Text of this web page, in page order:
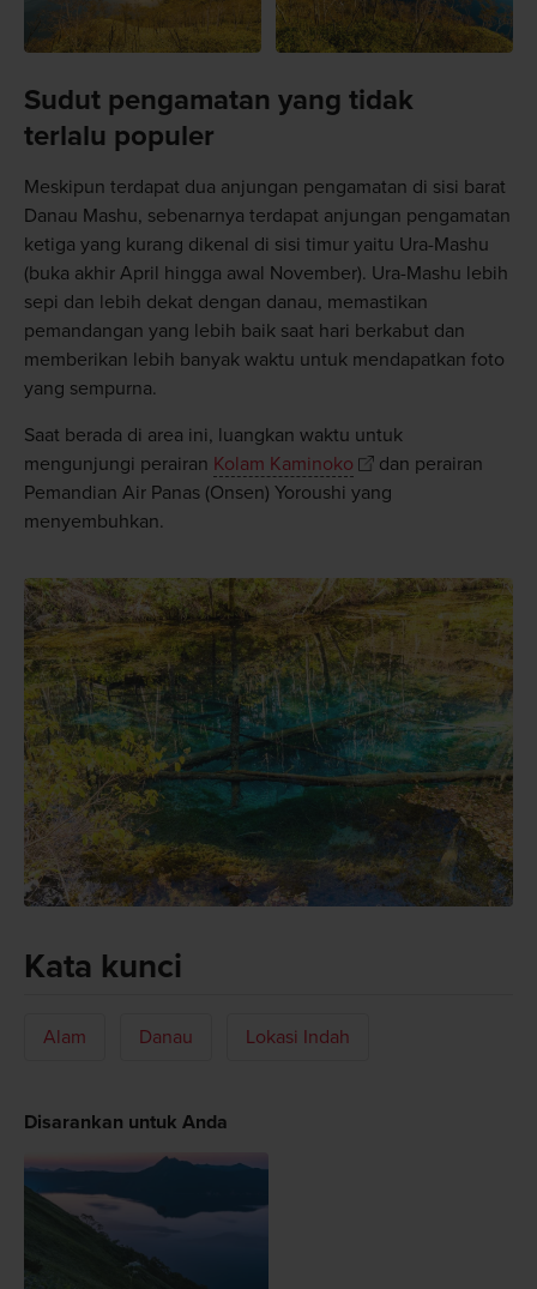
Sudut pengamatan yang tidak
terlalu populer
Meskipun terdapat dua anjungan pengamatan di sisi barat
Danau Mashu, sebenarnya terdapat anjungan pengamatan
ketiga yang kurang dikenal di sisi timur yaitu Ura-Mashu
(buka akhir April hingga awal November). Ura-Mashu lebih
sepi dan lebih dekat dengan danau, memastikan
pemandangan yang lebih baik saat hari berkabut dan
memberikan lebih banyak waktu untuk mendapatkan foto
yang sempurna.
Saat berada di area ini, luangkan waktu untuk
mengunjungi perairan Kolam Kaminoko
dan perairan
Pemandian Air Panas (Onsen) Yoroushi yang
menyembuhkan.
Kata kunci
Alam Danau Lokasi Indah
Disarankan untuk Anda